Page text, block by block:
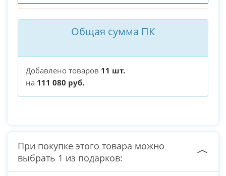
Общая сумма ПК
Добавлено товаров 11 шт.
на 111 080 руб.
При покупке этого товара можно
выбрать 1 из подарков: